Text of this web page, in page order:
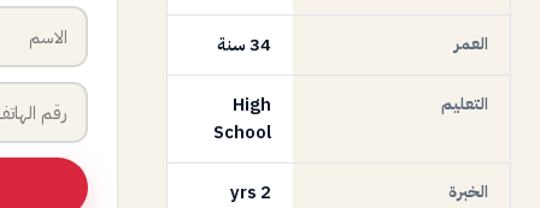
العمر 34 سنة
التعليم
High
School
الخبرة 2 yrs